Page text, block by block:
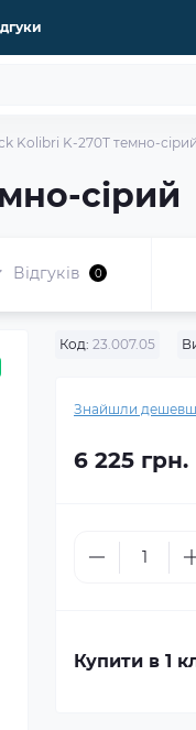
Kolibri K-270T темно-сірий
сірий
Відгуків 0
Код: 23.007.05
Знайшли
6 225 грн.
Купити в 1